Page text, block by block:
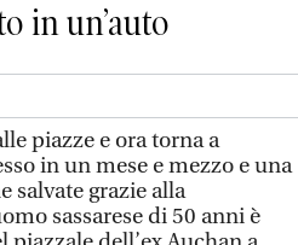
in un’auto
piazze e ora torna a
in un mese e mezzo e una
salvate grazie alla
sassarese di 50 anni è